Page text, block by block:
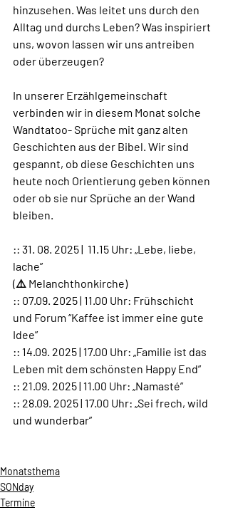
hinzusehen. Was leitet uns durch den
Alltag und durchs Leben? Was inspiriert
uns, wovon lassen wir uns antreiben
oder überzeugen?
In unserer Erzählgemeinschaft
verbinden wir in diesem Monat solche
Wandtatoo- Sprüche mit ganz alten
Geschichten aus der Bibel. Wir sind
gespannt, ob diese Geschichten uns
heute noch Orientierung geben können
oder ob sie nur Sprüche an der Wand
bleiben.
:: 31. 08. 2025 |  11.15 Uhr: „Lebe, liebe,
lache”
(⚠️ Melanchthonkirche)
:: 07.09. 2025 | 11.00 Uhr: Frühschicht
und Forum “Kaffee ist immer eine gute
Idee”
:: 14.09. 2025 | 17.00 Uhr: „Familie ist das
Leben mit dem schönsten Happy End”
:: 21.09. 2025 | 11.00 Uhr: „Namasté”
:: 28.09. 2025 | 17.00 Uhr: „Sei frech, wild
und wunderbar”
Monatsthema
SONday
Termine